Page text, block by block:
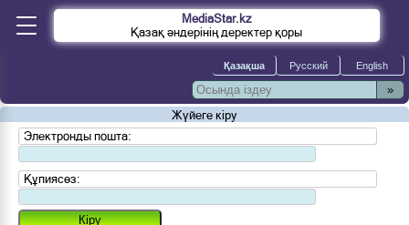
MediaStar.kz
Қазақ әндерінің деректер қоры
»
Жүйеге кіру
Электронды пошта:
Құпиясөз: